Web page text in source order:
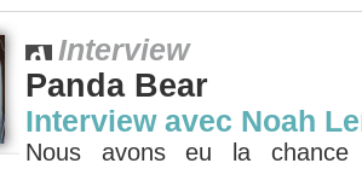
Interview
Panda Bear
Interview avec Noah
Nous avons eu la chance